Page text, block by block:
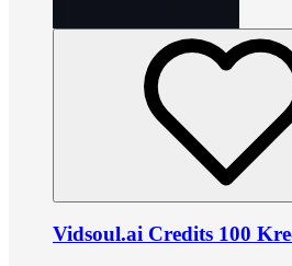
Vidsoul.ai Credits 100